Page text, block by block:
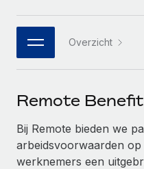
Integraties
Vraag een expert
Krijg hulp van global
WERK MET ONS SAMEN
Strategische
Een partner worden
Ontdek hoe je met
Integraties en advies
Webinars
Newsroom
Inzicht in salaris en
Inzichtencentrum
日本語
한국어
Overzicht
Remote
Bij Remote bieden we
arbeidsvoorwaarden
werknemers een